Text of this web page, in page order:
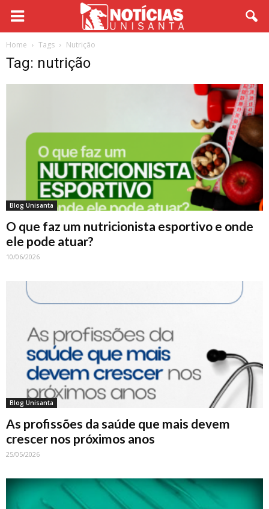
Home Tags Nutrição
Tag: nutrição
Blog Unisanta
O que faz um nutricionista esportivo e onde
ele pode atuar?
10/06/2026
Blog Unisanta
As profissões da saúde que mais devem
crescer nos próximos anos
25/05/2026